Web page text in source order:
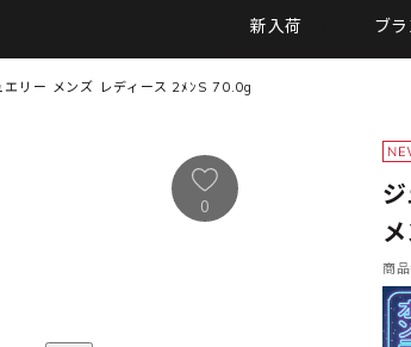
新入荷 ブ
リー メンズ レディース 2ﾒﾝS 70.0g
0
商